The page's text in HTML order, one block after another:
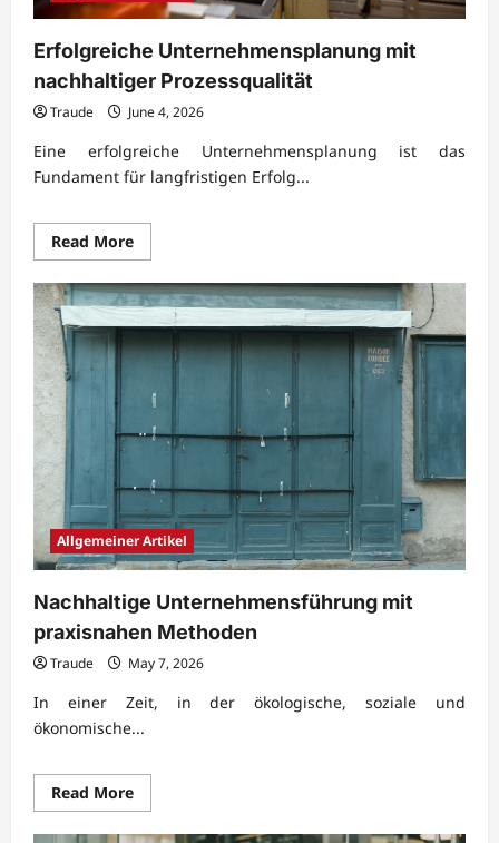
Erfolgreiche Unternehmensplanung mit
nachhaltiger Prozessqualität
Traude June 4, 2026
Eine erfolgreiche Unternehmensplanung ist das
Fundament für langfristigen Erfolg...
Read MoreRead
more
Erfolgreiche
Unternehmensplanung
mit
nachhaltiger
Prozessqualität
Allgemeiner Artikel
Nachhaltige Unternehmensführung mit
praxisnahen Methoden
Traude May 7, 2026
In einer Zeit, in der ökologische, soziale und
ökonomische...
Read MoreRead
more
Nachhaltige